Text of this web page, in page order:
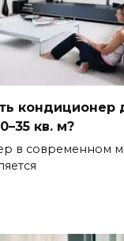
кондиционер
кв. м?
в современном